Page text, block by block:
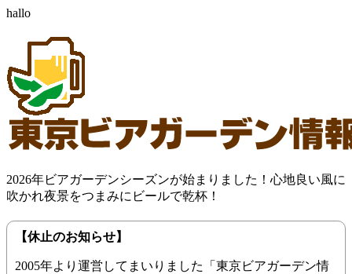
hallo
2026年ビアガーデンシーズンが始まりました！心地良い風に
吹かれ夜景をつまみにビールで乾杯！
【休止のお知らせ】
2005年より運営してまいりました「東京ビアガーデン情